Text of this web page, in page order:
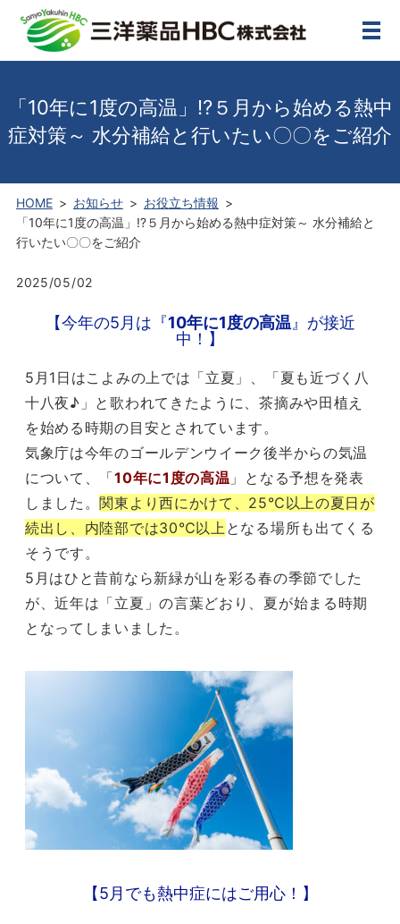
メ
「10年に1度の高温」⁉５月から始める熱中
症対策～ 水分補給と行いたい〇〇をご紹介
HOME お知らせ
お役立ち情報
「10年に1度の高温」⁉５月から始める熱中症対策～ 水分補給と
行いたい〇〇をご紹介
2025/05/02
【今年の5月は『10年に1度の高温 』が接近
中！】
5月1日はこよみの上では「立夏」、「夏も近づく八
十八夜♪」と歌われてきたように、茶摘みや田植え
を始める時期の目安とされています。
気象庁は今年のゴールデンウイーク後半からの気温
について、「10年に1度の高温 」となる予想を発表
しました。関東より西にかけて、25℃以上の夏日が
続出し、内陸部では30℃以上 となる場所も出てくる
そうです。
5月はひと昔前なら新緑が山を彩る春の季節でした
が、近年は「立夏」の言葉どおり、夏が始まる時期
となってしまいました。
【5月でも熱中症にはご用心！】